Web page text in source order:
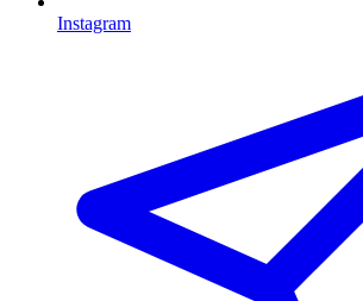
Instagram